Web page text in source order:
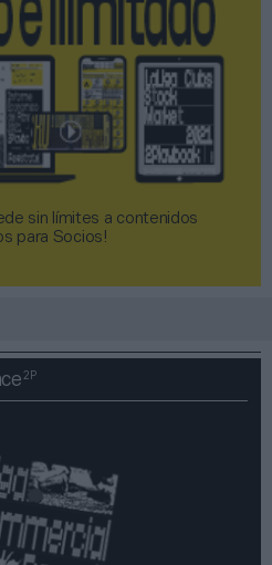
sin límites a contenidos
para Socios!​​​​​​​
2P